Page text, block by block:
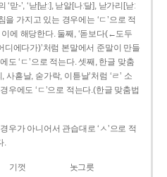
맏-’, ‘낟[낟ː], 낟알[나ː달], 낟가리[낟ː
을 가지고 있는 경우에는 ‘ㄷ’으로 적
이에 해당한다. 둘째, ‘돋보다(←도두
에다가)’처럼 본말에서 준말이 만들
도 ‘ㄷ’으로 적는다. 셋째, 한글 맞춤
흗날, 숟가락, 이튿날’처럼 ‘ㄹ’ 소
우에도 ‘ㄷ’으로 적는다.(한글 맞춤법
우가 아니어서 관습대로 ‘ㅅ’으로 적
.
기껏
놋그릇